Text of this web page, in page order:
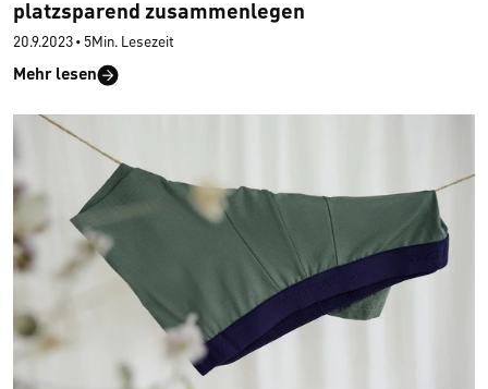
platzsparend zusammenlegen
20.9.2023 • 5Min. Lesezeit
Mehr lesen